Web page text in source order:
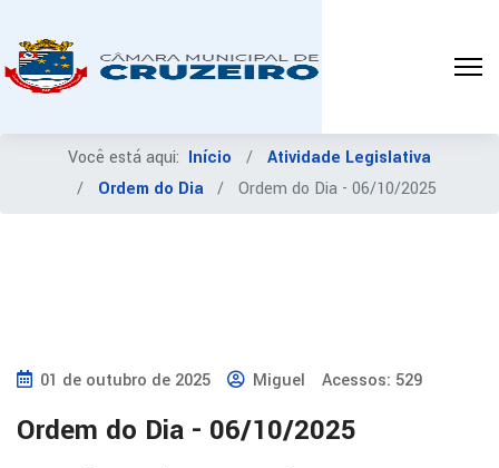
Você está aqui: Início
Atividade Legislativa
Ordem do Dia
Ordem do Dia - 06/10/2025
01 de outubro de 2025 Miguel Acessos: 529
Ordem do Dia - 06/10/2025